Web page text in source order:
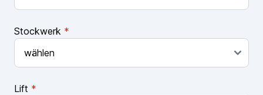
Stockwerk *
Lift *